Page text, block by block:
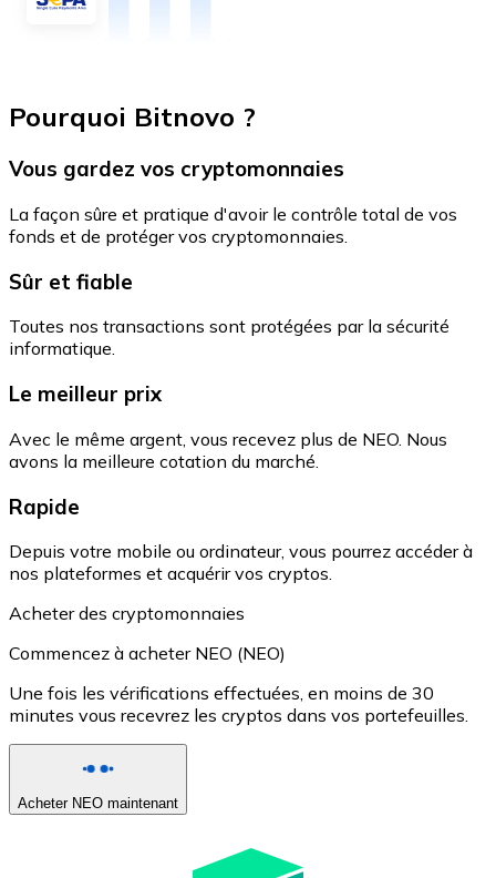
Pourquoi Bitnovo ?
Vous gardez vos cryptomonnaies
La façon sûre et pratique d'avoir le contrôle total de vos
fonds et de protéger vos cryptomonnaies.
Sûr et fiable
Toutes nos transactions sont protégées par la sécurité
informatique.
Le meilleur prix
Avec le même argent, vous recevez plus de NEO. Nous
avons la meilleure cotation du marché.
Rapide
Depuis votre mobile ou ordinateur, vous pourrez accéder à
nos plateformes et acquérir vos cryptos.
Acheter des cryptomonnaies
Commencez à acheter NEO (NEO)
Une fois les vérifications effectuées, en moins de 30
minutes vous recevrez les cryptos dans vos portefeuilles.
Acheter NEO maintenant